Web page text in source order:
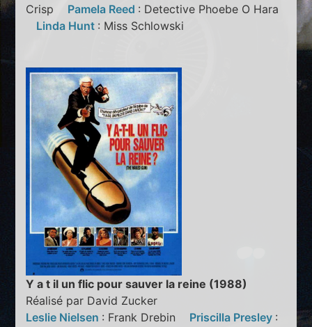
Crisp Pamela Reed : Detective Phoebe O Hara
Linda Hunt : Miss Schlowski
Y a t il un flic pour sauver la reine (1988)
Réalisé par David Zucker
Leslie Nielsen : Frank Drebin Priscilla Presley :